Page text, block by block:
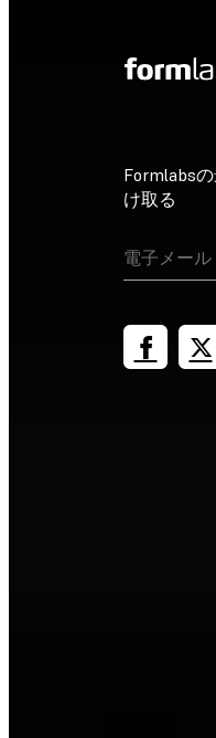
Formlabs
け取る